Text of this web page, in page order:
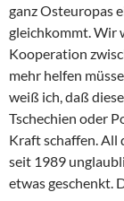
ganz Osteuropas
gleichkommt. Wir
Kooperation
mehr helfen
weiß ich, daß
Tschechien oder
Kraft schaffen. All
seit 1989
etwas geschenkt.